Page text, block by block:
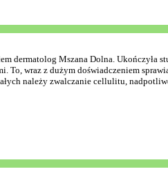
dermatolog Mszana Dolna. Ukończyła
wraz z dużym doświadczeniem
należy zwalczanie cellulitu,